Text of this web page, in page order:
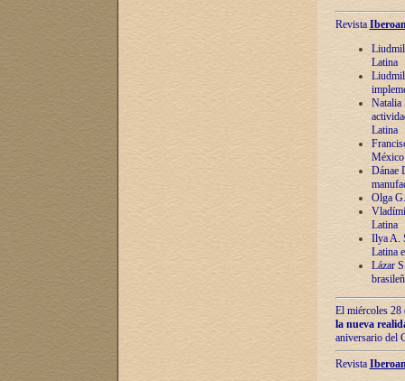
Revista
Latina
Natalia
Latina
México
Dánae
Olga
Latina
Ilya A.
Latina
Lázar
El miércoles 28
la nueva
aniversario del
Revista